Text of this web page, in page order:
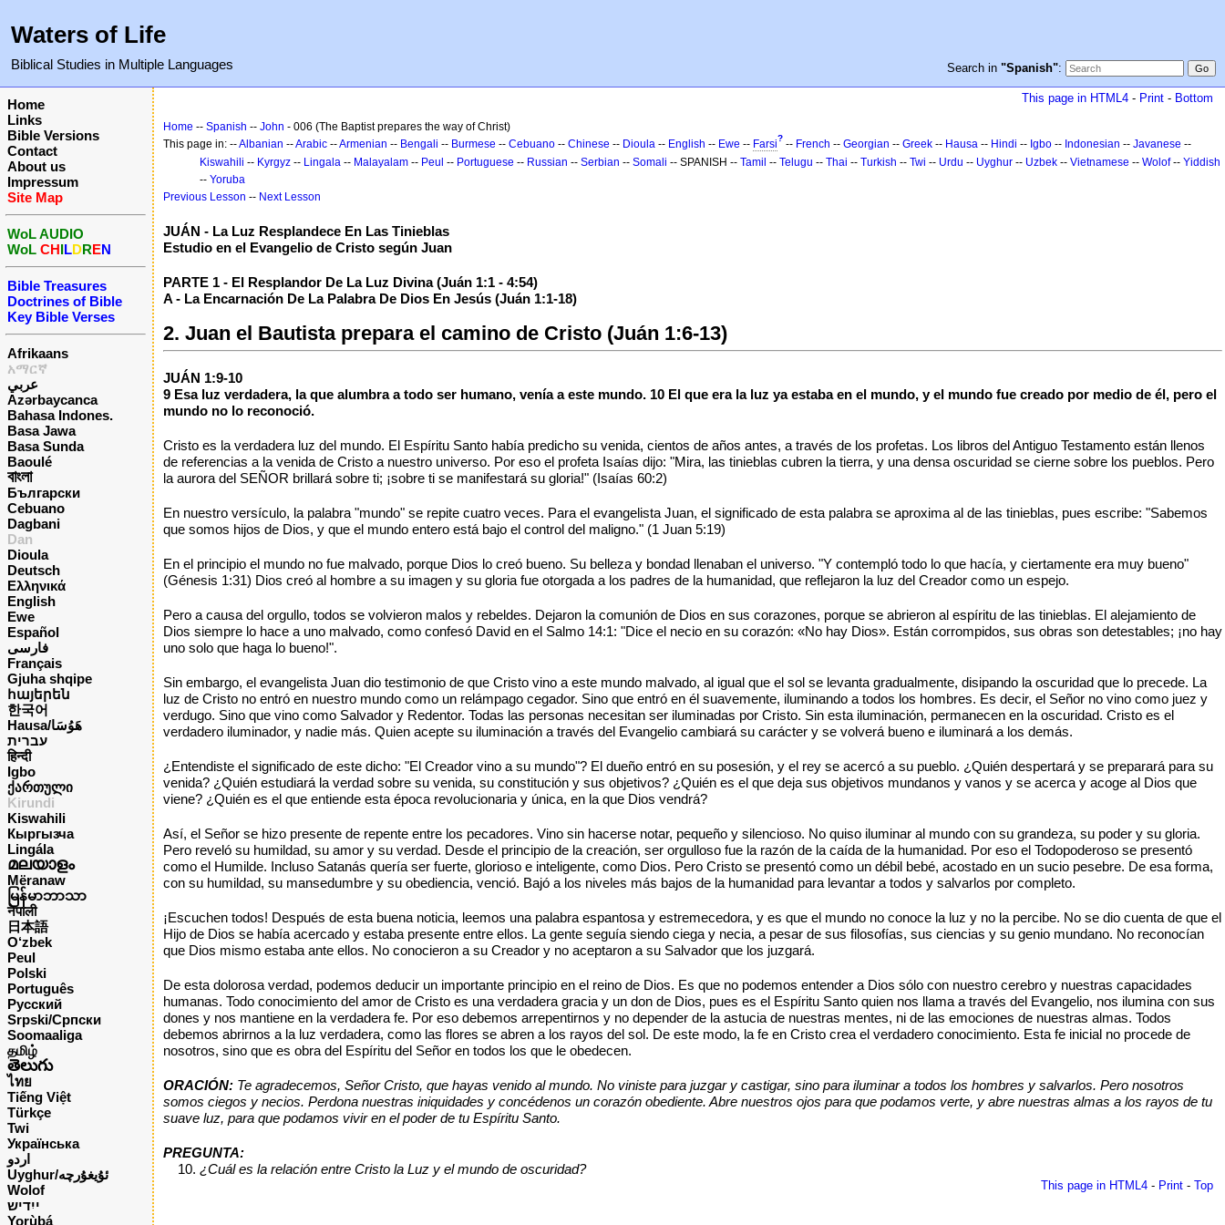
Waters of Life
Biblical Studies in Multiple Languages Search in "Spanish":
Home
Links
Bible Versions
Contact
About us
Impressum
Site Map
WoL AUDIO
WoL CHILDREN
Bible Treasures
Doctrines of Bible
Key Bible Verses
Afrikaans
አማርኛ
عربي
Azərbaycanca
Bahasa Indones.
Basa Jawa
Basa Sunda
Baoulé
বাংলা
Български
Cebuano
Dagbani
Dan
Dioula
Deutsch
Ελληνικά
English
Ewe
Español
فارسی
Français
Gjuha shqipe
հայերեն
한국어
Hausa/هَوُسَا
עברית
हिन्दी
Igbo
ქართული
Kirundi
Kiswahili
Кыргызча
Lingála
മലയാളം
Mëranaw
မြန်မာဘာသာ
नेपाली
日本語
O‘zbek
Peul
Polski
Português
Русский
Srpski/Српски
Soomaaliga
தமிழ்
తెలుగు
ไทย
Tiếng Việt
Türkçe
Twi
Українська
اردو
Uyghur/ئۇيغۇرچه
Wolof
ייִדיש
Yorùbá
This page in HTML4 - Print - Bottom
Home -- Spanish -- John - 006 (The Baptist prepares the way of Christ)
This page in: --Albanian --Arabic --Armenian -- Bengali -- Burmese -- Cebuano -- Chinese -- Dioula -- English -- Ewe -- Farsi? -- French -- Georgian -- Greek -- Hausa -- Hindi -- Igbo -- Indonesian -- Javanese --
Kiswahili -- Kyrgyz -- Lingala -- Malayalam -- Peul -- Portuguese -- Russian -- Serbian -- Somali -- SPANISH -- Tamil -- Telugu -- Thai -- Turkish -- Twi -- Urdu -- Uyghur -- Uzbek -- Vietnamese -- Wolof-- Yiddish
-- Yoruba
Previous Lesson -- Next Lesson
JUÁN - La Luz Resplandece En Las Tinieblas
Estudio en el Evangelio de Cristo según Juan
PARTE 1 - El Resplandor De La Luz Divina (Juán 1:1 - 4:54)
A - La Encarnación De La Palabra De Dios En Jesús (Juán 1:1-18)
2. Juan el Bautista prepara el camino de Cristo (Juán 1:6-13)
JUÁN 1:9-10
9 Esa luz verdadera, la que alumbra a todo ser humano, venía a este mundo. 10 El que era la luz ya estaba en el mundo, y el mundo fue creado por medio de él, pero el
mundo no lo reconoció.
Cristo es la verdadera luz del mundo. El Espíritu Santo había predicho su venida, cientos de años antes, a través de los profetas. Los libros del Antiguo Testamento están llenos
de referencias a la venida de Cristo a nuestro universo. Por eso el profeta Isaías dijo: "Mira, las tinieblas cubren la tierra, y una densa oscuridad se cierne sobre los pueblos. Pero
la aurora del SEÑOR brillará sobre ti; ¡sobre ti se manifestará su gloria!" (Isaías 60:2)
En nuestro versículo, la palabra "mundo" se repite cuatro veces. Para el evangelista Juan, el significado de esta palabra se aproxima al de las tinieblas, pues escribe: "Sabemos
que somos hijos de Dios, y que el mundo entero está bajo el control del maligno." (1 Juan 5:19)
En el principio el mundo no fue malvado, porque Dios lo creó bueno. Su belleza y bondad llenaban el universo. "Y contempló todo lo que hacía, y ciertamente era muy bueno"
(Génesis 1:31) Dios creó al hombre a su imagen y su gloria fue otorgada a los padres de la humanidad, que reflejaron la luz del Creador como un espejo.
Pero a causa del orgullo, todos se volvieron malos y rebeldes. Dejaron la comunión de Dios en sus corazones, porque se abrieron al espíritu de las tinieblas. El alejamiento de
Dios siempre lo hace a uno malvado, como confesó David en el Salmo 14:1: "Dice el necio en su corazón: «No hay Dios». Están corrompidos, sus obras son detestables; ¡no hay
uno solo que haga lo bueno!".
Sin embargo, el evangelista Juan dio testimonio de que Cristo vino a este mundo malvado, al igual que el sol se levanta gradualmente, disipando la oscuridad que lo precede. La
luz de Cristo no entró en nuestro mundo como un relámpago cegador. Sino que entró en él suavemente, iluminando a todos los hombres. Es decir, el Señor no vino como juez y
verdugo. Sino que vino como Salvador y Redentor. Todas las personas necesitan ser iluminadas por Cristo. Sin esta iluminación, permanecen en la oscuridad. Cristo es el
verdadero iluminador, y nadie más. Quien acepte su iluminación a través del Evangelio cambiará su carácter y se volverá bueno e iluminará a los demás.
¿Entendiste el significado de este dicho: "El Creador vino a su mundo"? El dueño entró en su posesión, y el rey se acercó a su pueblo. ¿Quién despertará y se preparará para su
venida? ¿Quién estudiará la verdad sobre su venida, su constitución y sus objetivos? ¿Quién es el que deja sus objetivos mundanos y vanos y se acerca y acoge al Dios que
viene? ¿Quién es el que entiende esta época revolucionaria y única, en la que Dios vendrá?
Así, el Señor se hizo presente de repente entre los pecadores. Vino sin hacerse notar, pequeño y silencioso. No quiso iluminar al mundo con su grandeza, su poder y su gloria.
Pero reveló su humildad, su amor y su verdad. Desde el principio de la creación, ser orgulloso fue la razón de la caída de la humanidad. Por eso el Todopoderoso se presentó
como el Humilde. Incluso Satanás quería ser fuerte, glorioso e inteligente, como Dios. Pero Cristo se presentó como un débil bebé, acostado en un sucio pesebre. De esa forma,
con su humildad, su mansedumbre y su obediencia, venció. Bajó a los niveles más bajos de la humanidad para levantar a todos y salvarlos por completo.
¡Escuchen todos! Después de esta buena noticia, leemos una palabra espantosa y estremecedora, y es que el mundo no conoce la luz y no la percibe. No se dio cuenta de que el
Hijo de Dios se había acercado y estaba presente entre ellos. La gente seguía siendo ciega y necia, a pesar de sus filosofías, sus ciencias y su genio mundano. No reconocían
que Dios mismo estaba ante ellos. No conocieron a su Creador y no aceptaron a su Salvador que los juzgará.
De esta dolorosa verdad, podemos deducir un importante principio en el reino de Dios. Es que no podemos entender a Dios sólo con nuestro cerebro y nuestras capacidades
humanas. Todo conocimiento del amor de Cristo es una verdadera gracia y un don de Dios, pues es el Espíritu Santo quien nos llama a través del Evangelio, nos ilumina con sus
dones y nos mantiene en la verdadera fe. Por eso debemos arrepentirnos y no depender de la astucia de nuestras mentes, ni de las emociones de nuestras almas. Todos
debemos abrirnos a la luz verdadera, como las flores se abren a los rayos del sol. De este modo, la fe en Cristo crea el verdadero conocimiento. Esta fe inicial no procede de
nosotros, sino que es obra del Espíritu del Señor en todos los que le obedecen.
ORACIÓN: Te agradecemos, Señor Cristo, que hayas venido al mundo. No viniste para juzgar y castigar, sino para iluminar a todos los hombres y salvarlos. Pero nosotros
somos ciegos y necios. Perdona nuestras iniquidades y concédenos un corazón obediente. Abre nuestros ojos para que podamos verte, y abre nuestras almas a los rayos de tu
suave luz, para que podamos vivir en el poder de tu Espíritu Santo.
PREGUNTA:
¿Cuál es la relación entre Cristo la Luz y el mundo de oscuridad?
This page in HTML4 - Print - Top